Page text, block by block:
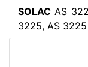
SOLAC AS
3225, AS